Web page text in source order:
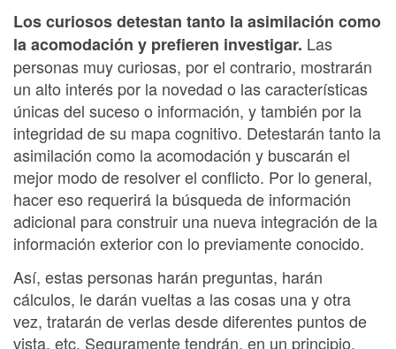
Los curiosos detestan tanto la asimilación como
la acomodación y prefieren investigar. Las
personas muy curiosas, por el contrario, mostrarán
un alto interés por la novedad o las características
únicas del suceso o información, y también por la
integridad de su mapa cognitivo. Detestarán tanto la
asimilación como la acomodación y buscarán el
mejor modo de resolver el conflicto. Por lo general,
hacer eso requerirá la búsqueda de información
adicional para construir una nueva integración de la
información exterior con lo previamente conocido.
Así, estas personas harán preguntas, harán
cálculos, le darán vueltas a las cosas una y otra
vez, tratarán de verlas desde diferentes puntos de
vista, etc. Seguramente tendrán, en un principio,